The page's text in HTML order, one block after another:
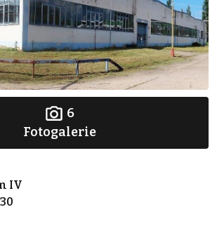
6
Fotogalerie
IV